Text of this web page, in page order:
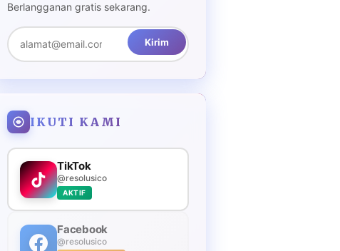
Berlangganan gratis sekarang.
Kirim
IKUTI KAMI
TikTok
@resolusico
AKTIF
Facebook
@resolusico